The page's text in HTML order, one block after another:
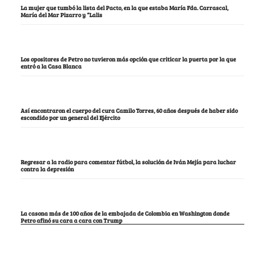
La mujer que tumbó la lista del Pacto, en la que estaba María Fda. Carrascal,
María del Mar Pizarro y “Lalis
Los opositores de Petro no tuvieron más opción que criticar la puerta por la que
entró a la Casa Blanca
Así encontraron el cuerpo del cura Camilo Torres, 60 años después de haber sido
escondido por un general del Ejército
Regresar a la radio para comentar fútbol, la solución de Iván Mejía para luchar
contra la depresión
La casona más de 100 años de la embajada de Colombia en Washington donde
Petro afinó su cara a cara con Trump